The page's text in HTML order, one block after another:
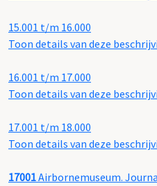
15.001 t/m 16.000
Toon details van deze
16.001 t/m 17.000
Toon details van deze
17.001 t/m 18.000
Toon details van deze
17001Airbornemuseum.